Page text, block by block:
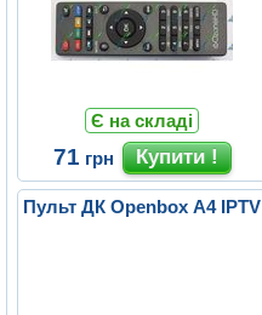
Є на складі
71 грн
Пульт ДК Openbox A4 IPTV